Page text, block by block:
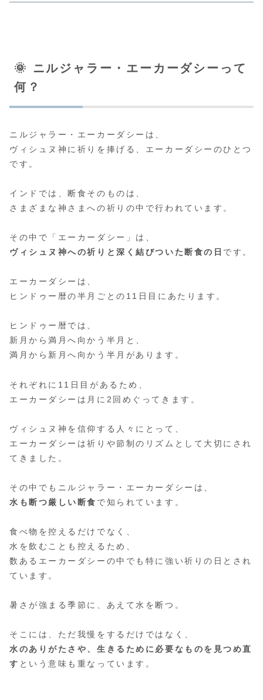
🌞 ニルジャラー・エーカーダシーって
何？
ニルジャラー・エーカーダシーは、
ヴィシュヌ神に祈りを捧げる、エーカーダシーのひとつ
です。
インドでは、断食そのものは、
さまざまな神さまへの祈りの中で行われています。
その中で「エーカーダシー」は、
ヴィシュヌ神への祈りと深く結びついた断食の日 です。
エーカーダシーは、
ヒンドゥー暦の半月ごとの11日目にあたります。
ヒンドゥー暦では、
新月から満月へ向かう半月と、
満月から新月へ向かう半月があります。
それぞれに11日目があるため、
エーカーダシーは月に2回めぐってきます。
ヴィシュヌ神を信仰する人々にとって、
エーカーダシーは祈りや節制のリズムとして大切にされ
てきました。
その中でもニルジャラー・エーカーダシーは、
水も断つ厳しい断食 で知られています。
食べ物を控えるだけでなく、
水を飲むことも控えるため、
数あるエーカーダシーの中でも特に強い祈りの日とされ
ています。
暑さが強まる季節に、あえて水を断つ。
そこには、ただ我慢をするだけではなく、
水のありがたさや、生きるために必要なものを見つめ直
す という意味も重なっています。